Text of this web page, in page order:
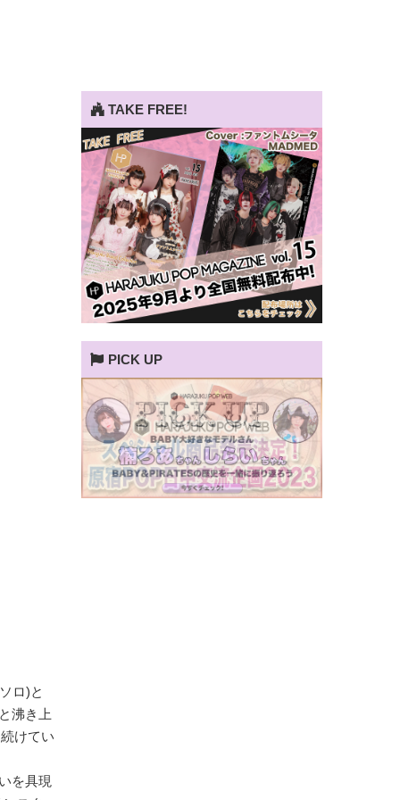
ロ)と
沸き上
けてい
を具現
TAKE FREE!
PICK UP